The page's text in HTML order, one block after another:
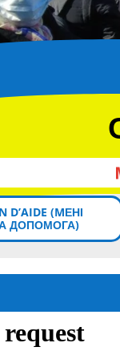
D’AIDE (MЕНІ
ДОПОМОГА)